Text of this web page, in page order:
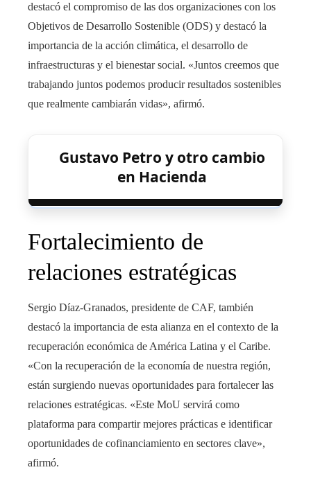
destacó el compromiso de las dos organizaciones con los
Objetivos de Desarrollo Sostenible (ODS) y destacó la
importancia de la acción climática, el desarrollo de
infraestructuras y el bienestar social. «Juntos creemos que
trabajando juntos podemos producir resultados sostenibles
que realmente cambiarán vidas», afirmó.
Gustavo Petro y otro cambio
en Hacienda
Fortalecimiento de
relaciones estratégicas
Sergio Díaz-Granados, presidente de CAF, también
destacó la importancia de esta alianza en el contexto de la
recuperación económica de América Latina y el Caribe.
«Con la recuperación de la economía de nuestra región,
están surgiendo nuevas oportunidades para fortalecer las
relaciones estratégicas. «Este MoU servirá como
plataforma para compartir mejores prácticas e identificar
oportunidades de cofinanciamiento en sectores clave»,
afirmó.